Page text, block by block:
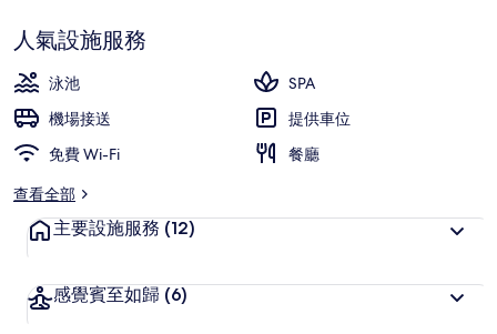
人氣設施服務
泳池
SPA
機場接送
提供車位
免費 Wi-Fi
餐廳
查看全部
主要設施服務 (12)
感覺賓至如歸 (6)